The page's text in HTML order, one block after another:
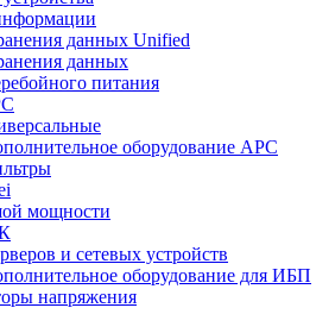
данных Unified
данных
питания
оборудование АРС
мощности
и сетевых устройств
оборудование для ИБП
напряжения